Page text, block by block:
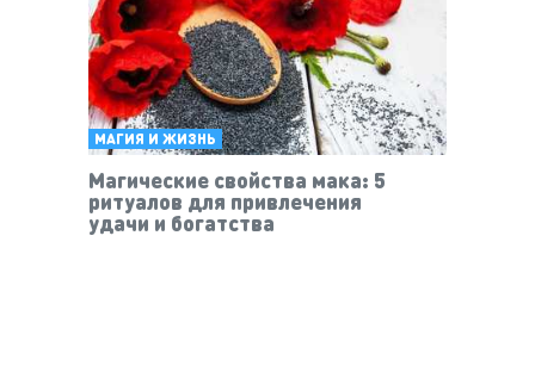
МАГИЯ И ЖИЗНЬ
Магические свойства мака: 5
ритуалов для привлечения
удачи и богатства